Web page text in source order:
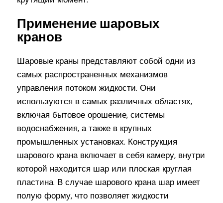
Применение шаровых
кранов
Шаровые краны представляют собой одни из
самых распространенных механизмов
управления потоком жидкости. Они
используются в самых различных областях,
включая бытовое орошение, системы
водоснабжения, а также в крупных
промышленных установках. Конструкция
шарового крана включает в себя камеру, внутри
которой находится шар или плоская круглая
пластина. В случае шарового крана шар имеет
полую форму, что позволяет жидкости